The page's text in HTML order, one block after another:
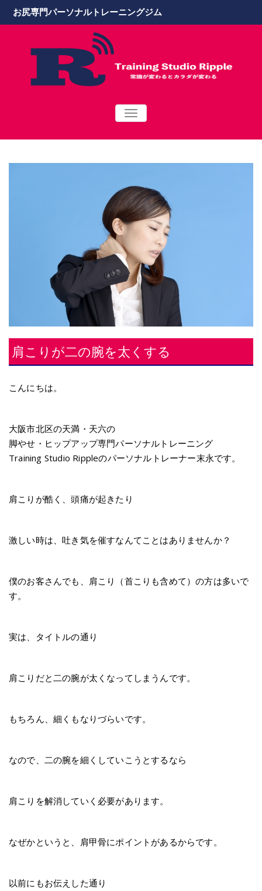
お尻専門パーソナルトレーニングジム
TOGGLE
NAVIGATION
肩こりが二の腕を太くする
こんにちは。
大阪市北区の天満・天六の
脚やせ・ヒップアップ専門パーソナルトレーニング
Training Studio Rippleのパーソナルトレーナー末永です。
肩こりが酷く、頭痛が起きたり
激しい時は、吐き気を催すなんてことはありませんか？
僕のお客さんでも、肩こり（首こりも含めて）の方は多いで
す。
実は、タイトルの通り
肩こりだと二の腕が太くなってしまうんです。
もちろん、細くもなりづらいです。
なので、二の腕を細くしていこうとするなら
肩こりを解消していく必要があります。
なぜかというと、肩甲骨にポイントがあるからです。
以前にもお伝えした通り